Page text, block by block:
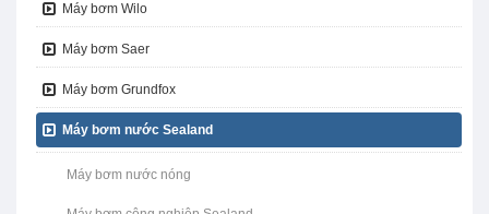
Máy bơm Wilo
Máy bơm Saer
Máy bơm Grundfox
Máy bơm nước Sealand
Máy bơm nước nóng